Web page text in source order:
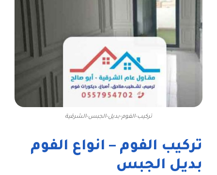
تركيب-الفوم-بديل-الجبس-الشرقية
تركيب الفوم – انواع الفوم
بديل الجبس